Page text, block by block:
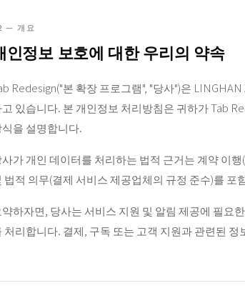
— 개요
인정보 보호에 대한 우리의 약속
Redesign("본 확장 프로그램", "당사")은
있습니다. 본 개인정보 처리방침은 귀하가 Tab
을 설명합니다.
가 개인 데이터를 처리하는 법적 근거는 계약 이
법적 의무(결제 서비스 제공업체의 규정 준수)를 포
하자면, 당사는 서비스 지원 및 알림 제공에 필요
처리합니다. 결제, 구독 또는 고객 지원과 관련된